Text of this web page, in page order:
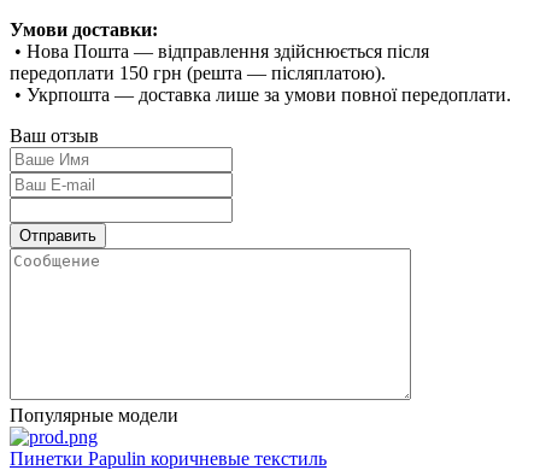
Умови доставки:
• Нова Пошта — відправлення здійснюється після
передоплати 150 грн (решта — післяплатою).
• Укрпошта — доставка лише за умови повної передоплати.
Ваш отзыв
Популярные модели
Пинетки Papulin коричневые текстиль